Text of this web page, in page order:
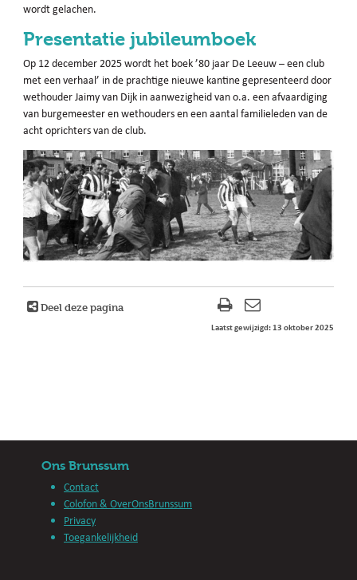
wordt gelachen.
Presentatie jubileumboek
Op 12 december 2025 wordt het boek ’80 jaar De Leeuw – een club
met een verhaal’ in de prachtige nieuwe kantine gepresenteerd door
wethouder Jaimy van Dijk in aanwezigheid van o.a. een afvaardiging
van burgemeester en wethouders en een aantal familieleden van de
acht oprichters van de club.
Deel deze pagina
Laatst gewijzigd: 13 oktober 2025
Ons Brunssum
Contact
Colofon & OverOnsBrunssum
Privacy
Toegankelijkheid